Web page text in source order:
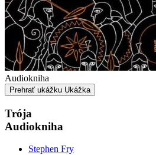
Audiokniha
Prehrať ukážku Ukážka
Trója
Audiokniha
Stephen Fry